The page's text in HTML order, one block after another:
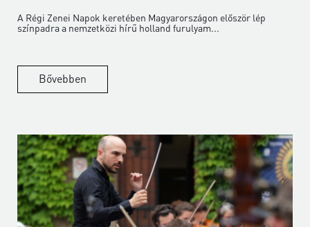
A Régi Zenei Napok keretében Magyarországon először lép
színpadra a nemzetközi hírű holland furulyam...
Bővebben